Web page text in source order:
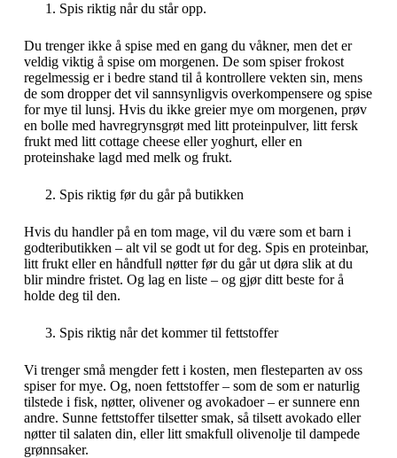
Spis riktig når du står opp.
Du trenger ikke å spise med en gang du våkner, men det er
veldig viktig å spise om morgenen. De som spiser frokost
regelmessig er i bedre stand til å kontrollere vekten sin, mens
de som dropper det vil sannsynligvis overkompensere og spise
for mye til lunsj. Hvis du ikke greier mye om morgenen, prøv
en bolle med havregrynsgrøt med litt proteinpulver, litt fersk
frukt med litt cottage cheese eller yoghurt, eller en
proteinshake lagd med melk og frukt.
Spis riktig før du går på butikken
Hvis du handler på en tom mage, vil du være som et barn i
godteributikken – alt vil se godt ut for deg. Spis en proteinbar,
litt frukt eller en håndfull nøtter før du går ut døra slik at du
blir mindre fristet. Og lag en liste – og gjør ditt beste for å
holde deg til den.
Spis riktig når det kommer til fettstoffer
Vi trenger små mengder fett i kosten, men flesteparten av oss
spiser for mye. Og, noen fettstoffer – som de som er naturlig
tilstede i fisk, nøtter, olivener og avokadoer – er sunnere enn
andre. Sunne fettstoffer tilsetter smak, så tilsett avokado eller
nøtter til salaten din, eller litt smakfull olivenolje til dampede
grønnsaker.